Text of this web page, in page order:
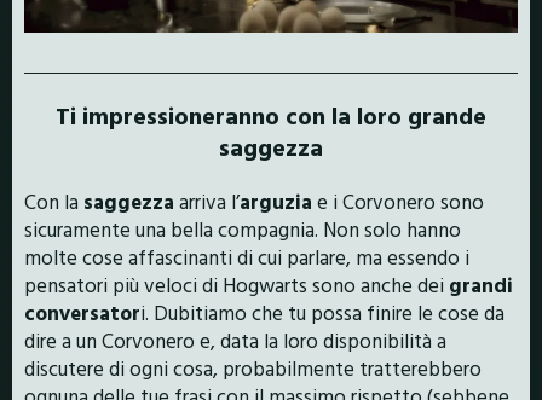
Ti impressioneranno con la loro grande
saggezza
Con la saggezza arriva l’arguzia e i Corvonero sono
sicuramente una bella compagnia. Non solo hanno
molte cose affascinanti di cui parlare, ma essendo i
pensatori più veloci di Hogwarts sono anche dei grandi
conversatori. Dubitiamo che tu possa finire le cose da
dire a un Corvonero e, data la loro disponibilità a
discutere di ogni cosa, probabilmente tratterebbero